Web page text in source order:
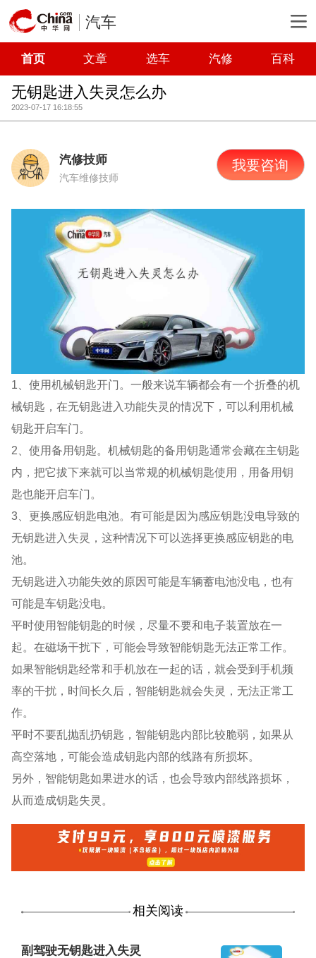
汽车
首页 文章 选车 汽修 百科
无钥匙进入失灵怎么办
2023-07-17 16:18:55
汽修技师
汽车维修技师
我要咨询
1、使用机械钥匙开门。一般来说车辆都会有一个折叠的机
械钥匙，在无钥匙进入功能失灵的情况下，可以利用机械
钥匙开启车门。
2、使用备用钥匙。机械钥匙的备用钥匙通常会藏在主钥匙
内，把它拔下来就可以当常规的机械钥匙使用，用备用钥
匙也能开启车门。
3、更换感应钥匙电池。有可能是因为感应钥匙没电导致的
无钥匙进入失灵，这种情况下可以选择更换感应钥匙的电
池。
无钥匙进入功能失效的原因可能是车辆蓄电池没电，也有
可能是车钥匙没电。
平时使用智能钥匙的时候，尽量不要和电子装置放在一
起。在磁场干扰下，可能会导致智能钥匙无法正常工作。
如果智能钥匙经常和手机放在一起的话，就会受到手机频
率的干扰，时间长久后，智能钥匙就会失灵，无法正常工
作。
平时不要乱抛乱扔钥匙，智能钥匙内部比较脆弱，如果从
高空落地，可能会造成钥匙内部的线路有所损坏。
另外，智能钥匙如果进水的话，也会导致内部线路损坏，
从而造成钥匙失灵。
相关阅读
副驾驶无钥匙进入失灵